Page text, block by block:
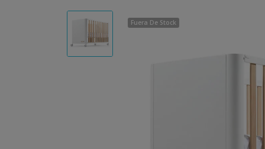
Fuera De Stock